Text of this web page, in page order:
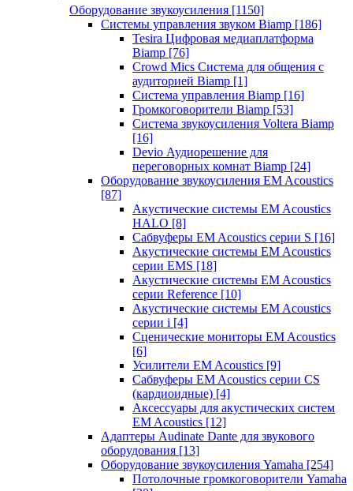
Оборудование звукоусиления [1150]
Системы управления звуком Biamp [186]
Tesira Цифровая медиаплатформа
Biamp [76]
Crowd Mics Система для общения с
аудиторией Biamp [1]
Система управления Biamp [16]
Громкоговорители Biamp [53]
Система звукоусиления Voltera Biamp
[16]
Devio Аудиорешение для
переговорных комнат Biamp [24]
Оборудование звукоусиления EM Acoustics
[87]
Акустические системы EM Acoustics
HALO [8]
Сабвуферы EM Acoustics серии S [16]
Акустические системы EM Acoustics
серии EMS [18]
Акустические системы EM Acoustics
серии Reference [10]
Акустические системы EM Acoustics
серии i [4]
Сценические мониторы EM Acoustics
[6]
Усилители EM Acoustics [9]
Сабвуферы EM Acoustics серии CS
(кардиоидные) [4]
Аксессуары для акустических систем
EM Acoustics [12]
Адаптеры Audinate Dante для звукового
оборудования [13]
Оборудование звукоусиления Yamaha [254]
Потолочные громкоговорители Yamaha